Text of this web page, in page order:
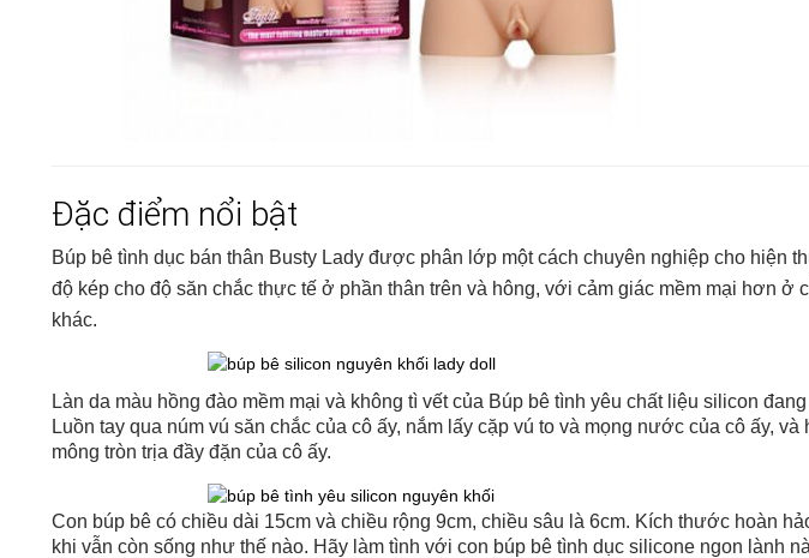
Đặc điểm nổi bật
Búp bê tình dục bán thân Busty Lady được phân lớp một cách chuyên nghiệp cho hiện
độ kép cho độ săn chắc thực tế ở phần thân trên và hông, với cảm giác mềm mại hơn ở
khác.
Làn da màu hồng đào mềm mại và không tì vết của Búp bê tình yêu chất liệu silicon
Luồn tay qua núm vú săn chắc của cô ấy, nắm lấy cặp vú to và mọng nước của cô ấy,
mông tròn trịa đầy đặn của cô ấy.
Con búp bê có chiều dài 15cm và chiều rộng 9cm, chiều sâu là 6cm. Kích thước hoàn
khi vẫn còn sống như thế nào. Hãy làm tình với con búp bê tình dục silicone ngon lành